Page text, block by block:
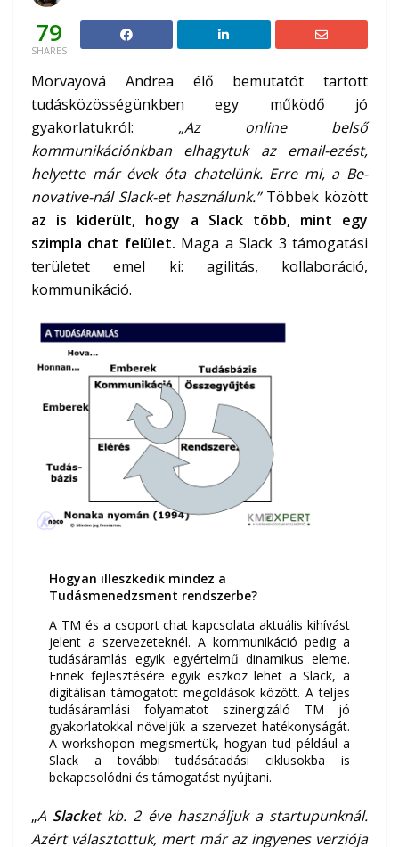
79
SHARES
Morvayová Andrea élő bemutatót tartott
tudásközösségünkben egy működő jó
gyakorlatukról: „Az online belső
kommunikációnkban elhagytuk az email-ezést,
helyette már évek óta chatelünk. Erre mi, a Be-
novative-nál Slack-et használunk.”Többek között
az is kiderült, hogy a Slack több, mint egy
szimpla chat felület. Maga a Slack 3 támogatási
területet emel ki: agilitás, kollaboráció,
kommunikáció.
Hogyan illeszkedik mindez a
Tudásmenedzsment rendszerbe?
A TM és a csoport chat kapcsolata aktuális kihívást
jelent a szervezeteknél. A kommunikáció pedig a
tudásáramlás egyik egyértelmű dinamikus eleme.
Ennek fejlesztésére egyik eszköz lehet a Slack, a
digitálisan támogatott megoldások között. A teljes
tudásáramlási folyamatot szinergizáló TM jó
gyakorlatokkal növeljük a szervezet hatékonyságát.
A workshopon megismertük, hogyan tud például a
Slack a további tudásátadási ciklusokba is
bekapcsolódni és támogatást nyújtani.
„A Slacket kb. 2 éve használjuk a startupunknál.
Azért választottuk, mert már az ingyenes verziója